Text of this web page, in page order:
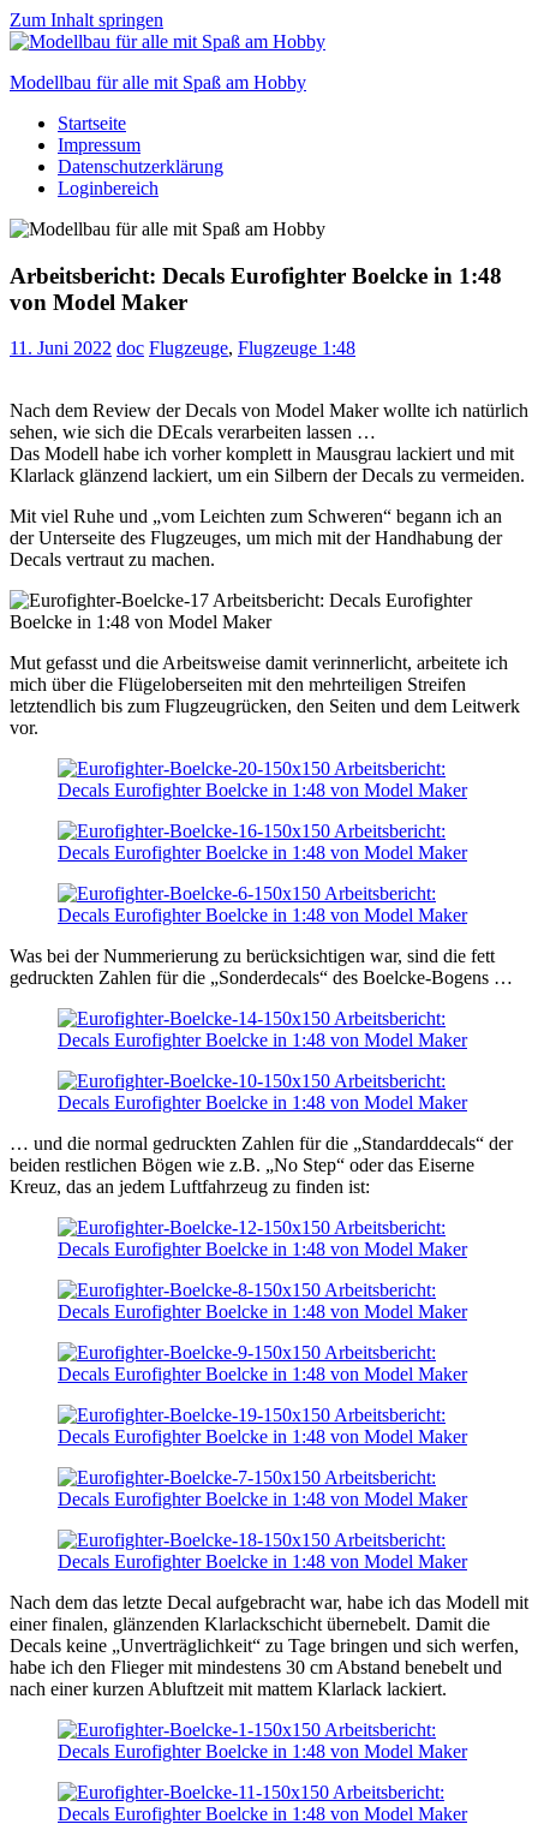
Zum Inhalt springen
Modellbau für alle mit Spaß am Hobby
Scale
modelling
to
Startseite
Impressum
Datenschutzerklärung
Loginbereich
Arbeitsbericht: Decals Eurofighter Boelcke in 1:48
von Model Maker
11. Juni 2022 doc Flugzeuge, Flugzeuge 1:48
Nach dem Review der Decals von Model Maker wollte ich natürlich
sehen, wie sich die DEcals verarbeiten lassen …
Das Modell habe ich vorher komplett in Mausgrau lackiert und mit
Klarlack glänzend lackiert, um ein Silbern der Decals zu vermeiden.
Mit viel Ruhe und „vom Leichten zum Schweren“ begann ich an
der Unterseite des Flugzeuges, um mich mit der Handhabung der
Decals vertraut zu machen.
Mut gefasst und die Arbeitsweise damit verinnerlicht, arbeitete ich
mich über die Flügeloberseiten mit den mehrteiligen Streifen
letztendlich bis zum Flugzeugrücken, den Seiten und dem Leitwerk
vor.
Was bei der Nummerierung zu berücksichtigen war, sind die fett
gedruckten Zahlen für die „Sonderdecals“ des Boelcke-Bogens …
… und die normal gedruckten Zahlen für die „Standarddecals“ der
beiden restlichen Bögen wie z.B. „No Step“ oder das Eiserne
Kreuz, das an jedem Luftfahrzeug zu finden ist:
Nach dem das letzte Decal aufgebracht war, habe ich das Modell mit
einer finalen, glänzenden Klarlackschicht übernebelt. Damit die
Decals keine „Unverträglichkeit“ zu Tage bringen und sich werfen,
habe ich den Flieger mit mindestens 30 cm Abstand benebelt und
nach einer kurzen Abluftzeit mit mattem Klarlack lackiert.